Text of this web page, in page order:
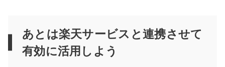
あとは楽天サービスと連携させて
有効に活用しよう